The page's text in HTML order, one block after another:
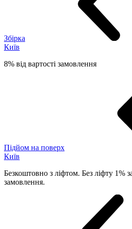
Збірка
Київ
8% від вартості замовлення
Підйом на поверх
Київ
Безкоштовно з ліфтом. Без ліфту 1%
замовлення.